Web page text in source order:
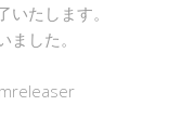
たします。
した。